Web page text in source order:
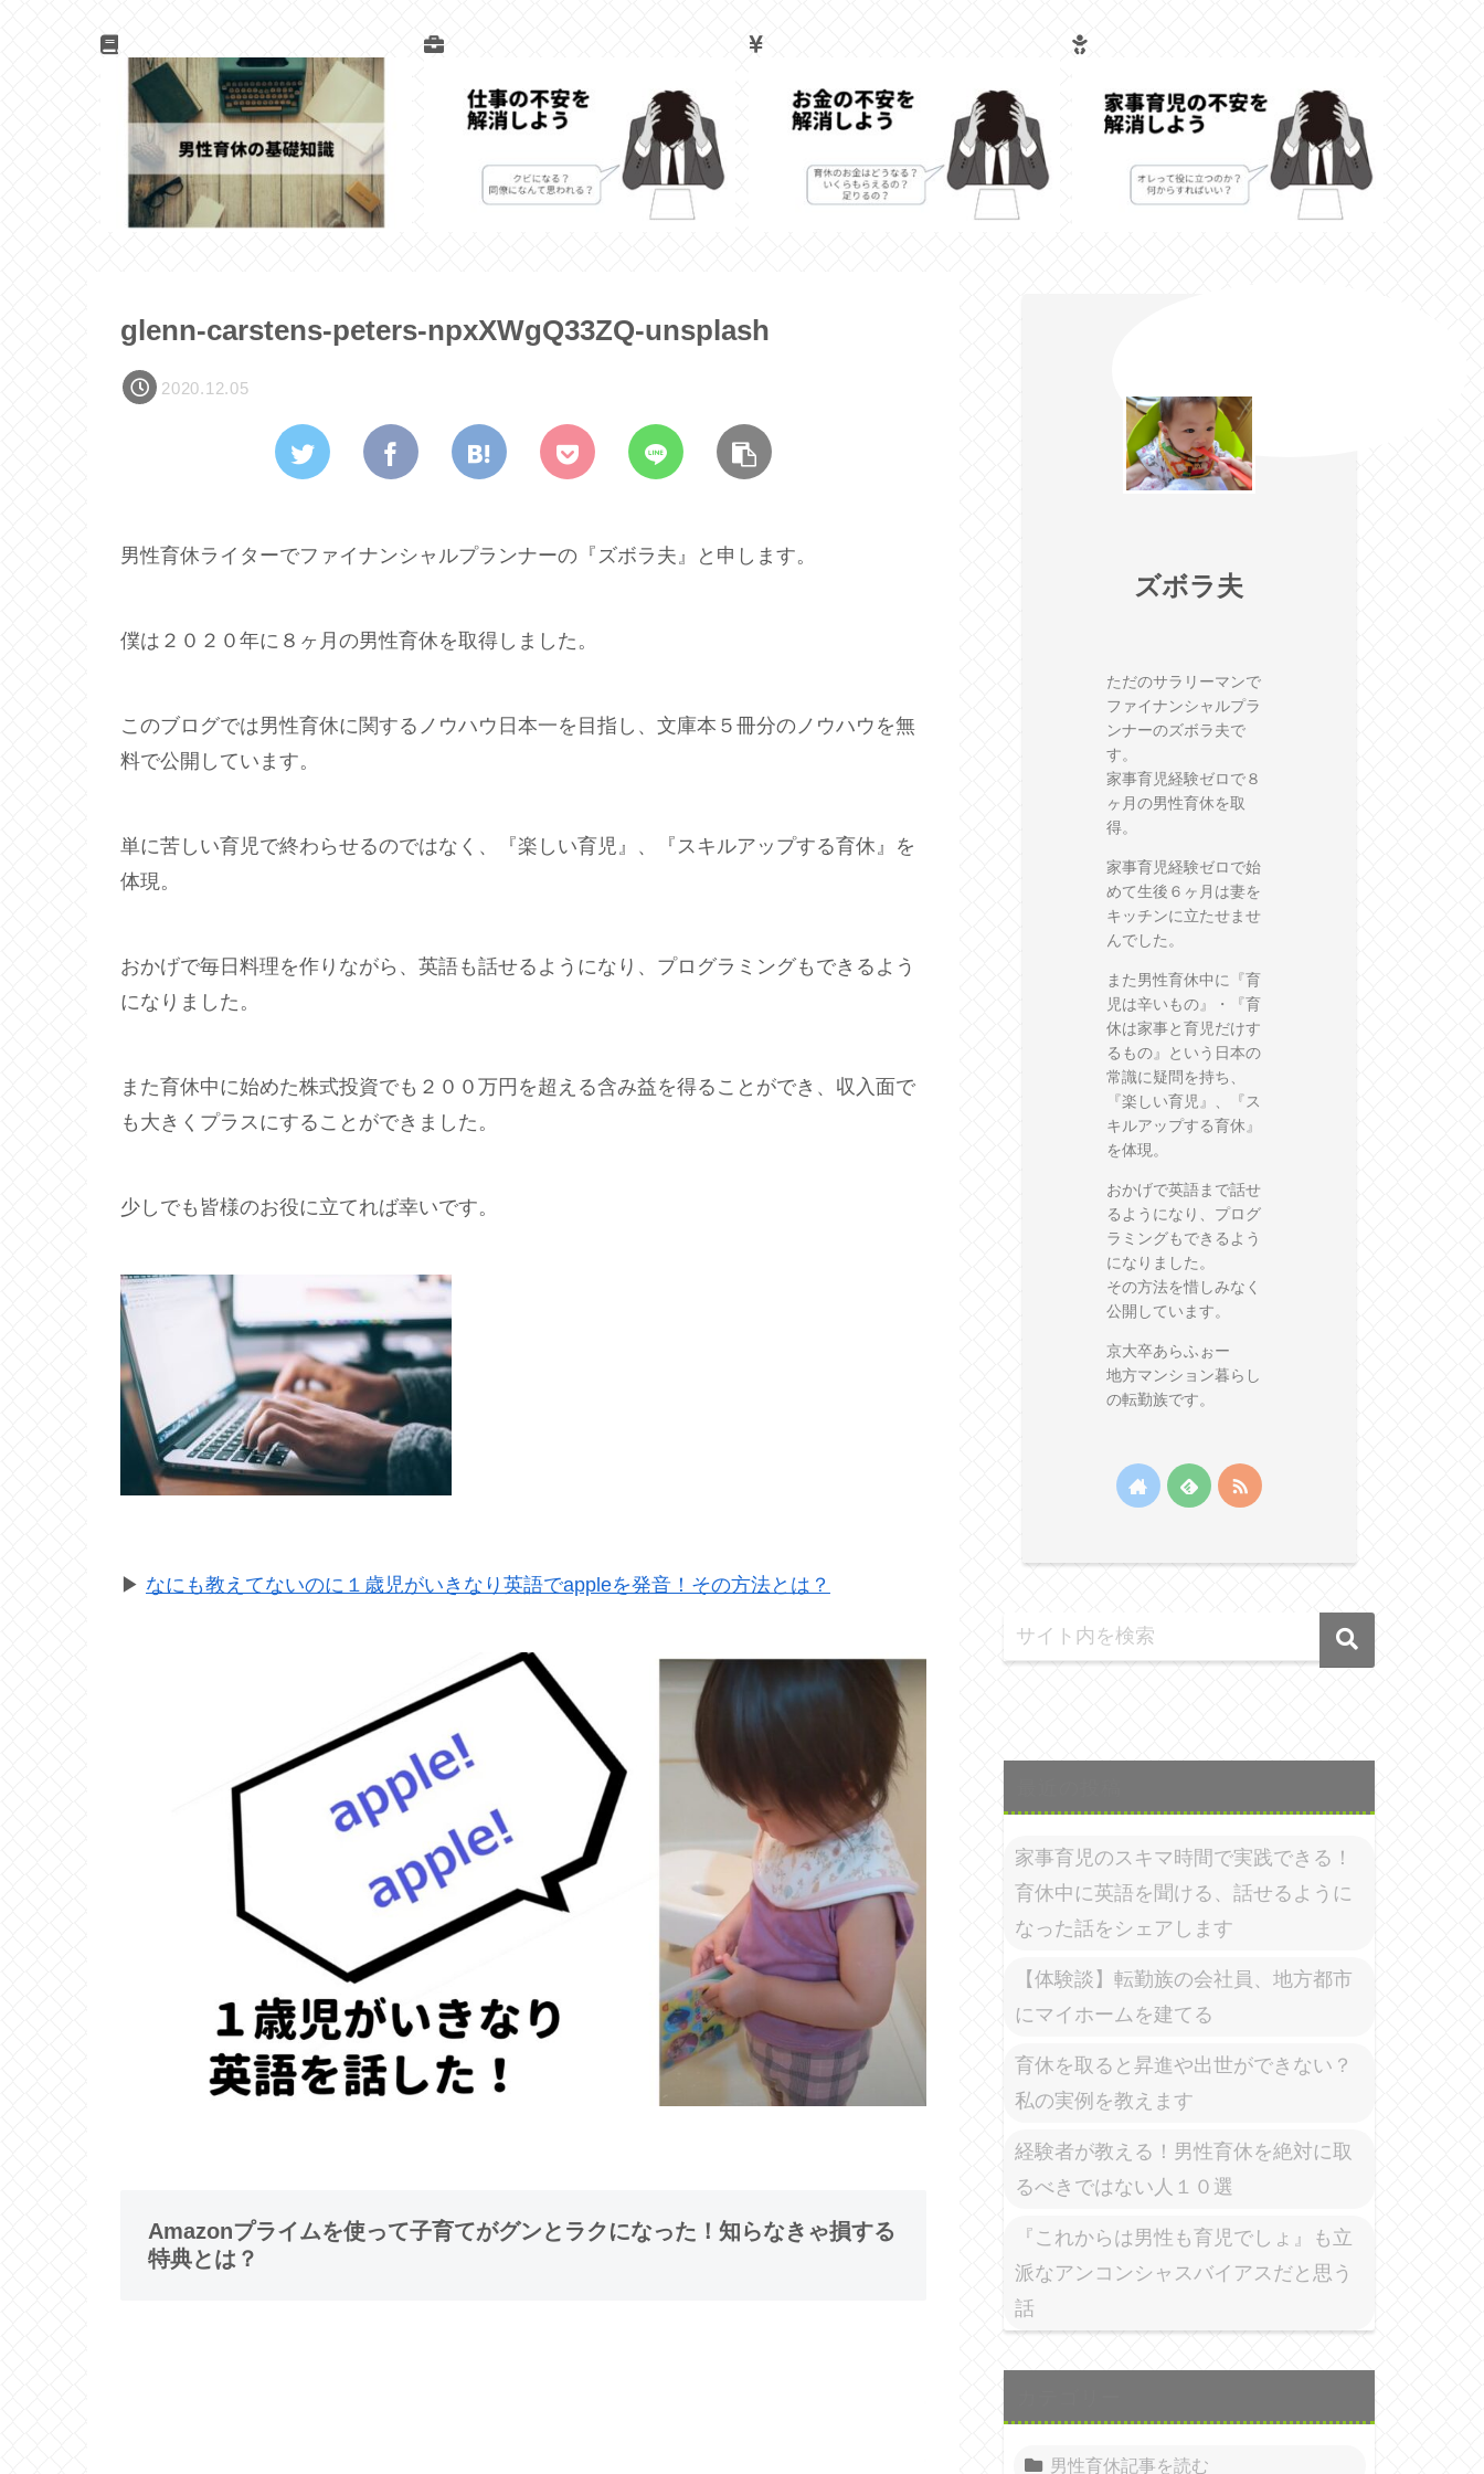
glenn-carstens-peters-npxXWgQ33ZQ-unsplash
2020.12.05
男性育休ライターでファイナンシャルプランナーの『ズボラ夫』と申します。
僕は２０２０年に８ヶ月の男性育休を取得しました。
このブログでは男性育休に関するノウハウ日本一を目指し、文庫本５冊分のノウハウを無
料で公開しています。
単に苦しい育児で終わらせるのではなく、『楽しい育児』、『スキルアップする育休』を
体現。
おかげで毎日料理を作りながら、英語も話せるようになり、プログラミングもできるよう
になりました。
また育休中に始めた株式投資でも２００万円を超える含み益を得ることができ、収入面で
も大きくプラスにすることができました。
少しでも皆様のお役に立てれば幸いです。
▶ なにも教えてないのに１歳児がいきなり英語でappleを発音！その方法とは？
Amazonプライムを使って子育てがグンとラクになった！知らなきゃ損する
特典とは？
ズボラ夫
ただのサラリーマンで
ファイナンシャルプラ
ンナーのズボラ夫で
す。
家事育児経験ゼロで８
ヶ月の男性育休を取
得。
家事育児経験ゼロで始
めて生後６ヶ月は妻を
キッチンに立たせませ
んでした。
また男性育休中に『育
児は辛いもの』・『育
休は家事と育児だけす
るもの』という日本の
常識に疑問を持ち、
『楽しい育児』、『ス
キルアップする育休』
を体現。
おかげで英語まで話せ
るようになり、プログ
ラミングもできるよう
になりました。
その方法を惜しみなく
公開しています。
京大卒あらふぉー
地方マンション暮らし
の転勤族です。
家事育児のスキマ時間で実践できる！
育休中に英語を聞ける、話せるように
なった話をシェアします
【体験談】転勤族の会社員、地方都市
にマイホームを建てる
育休を取ると昇進や出世ができない？
私の実例を教えます
経験者が教える！男性育休を絶対に取
るべきではない人１０選
『これからは男性も育児でしょ』も立
派なアンコンシャスバイアスだと思う
話
男性育休記事を読む